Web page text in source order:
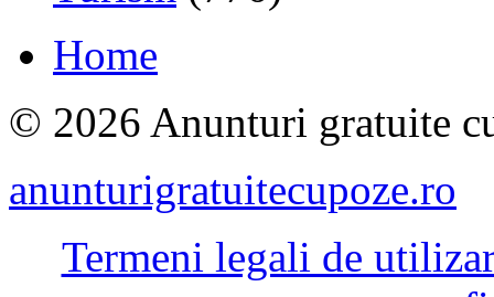
Home
© 2026 Anunturi gratuite
anunturigratuitecupoze.ro
Termeni legali de